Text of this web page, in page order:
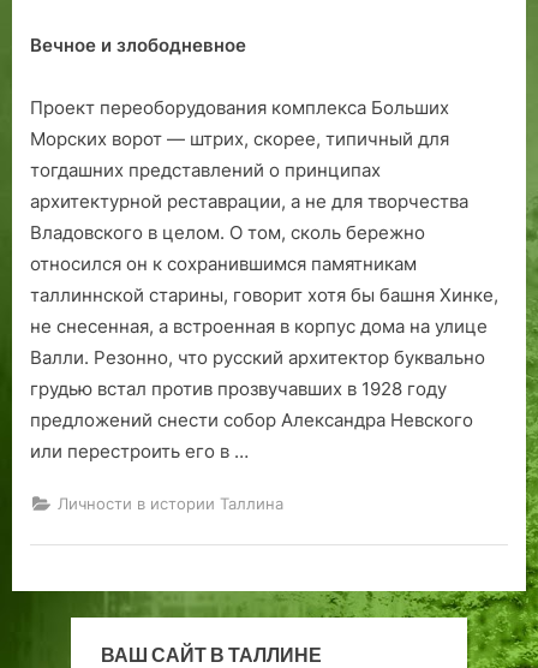
Вечное и злободневное
Проект переоборудования комп­лекса Больших
Морских ворот — штрих, скорее, типичный для
тогдашних представлений о принципах
архитектурной реставрации, а не для творчества
Владовского в целом. О том, сколь бережно
относился он к сохранившимся памятникам
таллиннской старины, говорит хотя бы башня Хинке,
не снесенная, а встроенная в корпус дома на улице
Валли. Резонно, что русский архитектор буквально
грудью встал против прозвучавших в 1928 году
предложений снести собор Александра Невского
или перестроить его в …
Личности в истории Таллина
ВАШ САЙТ В ТАЛЛИНЕ